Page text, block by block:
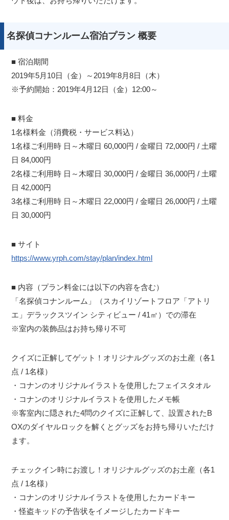
名探偵コナンルーム宿泊プラン 概要
■ 宿泊期間
2019年5月10日（金）～2019年8月8日（木）
※予約開始：2019年4月12日（金）12:00～
■ 料金
1名様料金（消費税・サービス料込）
1名様ご利用時 日～木曜日 60,000円 / 金曜日 72,000円 / 土曜
日 84,000円
2名様ご利用時 日～木曜日 30,000円 / 金曜日 36,000円 / 土曜
日 42,000円
3名様ご利用時 日～木曜日 22,000円 / 金曜日 26,000円 / 土曜
日 30,000円
■ サイト
https://www.yrph.com/stay/plan/index.html
■ 内容（プラン料金には以下の内容を含む）
「名探偵コナンルーム」（スカイリゾートフロア「アトリ
エ」デラックスツイン シティビュー / 41㎡）での滞在
※室内の装飾品はお持ち帰り不可
クイズに正解してゲット！オリジナルグッズのお土産（各1
点 / 1名様）
・コナンのオリジナルイラストを使用したフェイスタオル
・コナンのオリジナルイラストを使用したメモ帳
※客室内に隠された4問のクイズに正解して、設置されたB
OXのダイヤルロックを解くとグッズをお持ち帰りいただけ
ます。
チェックイン時にお渡し！オリジナルグッズのお土産（各1
点 / 1名様）
・コナンのオリジナルイラストを使用したカードキー
・怪盗キッドの予告状をイメージしたカードキー